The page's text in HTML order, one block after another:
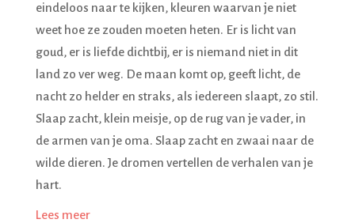
eindeloos naar te kijken, kleuren waarvan je niet
weet hoe ze zouden moeten heten. Er is licht van
goud, er is liefde dichtbij, er is niemand niet in dit
land zo ver weg. De maan komt op, geeft licht, de
nacht zo helder en straks, als iedereen slaapt, zo stil.
Slaap zacht, klein meisje, op de rug van je vader, in
de armen van je oma. Slaap zacht en zwaai naar de
wilde dieren. Je dromen vertellen de verhalen van je
hart.
Lees meer